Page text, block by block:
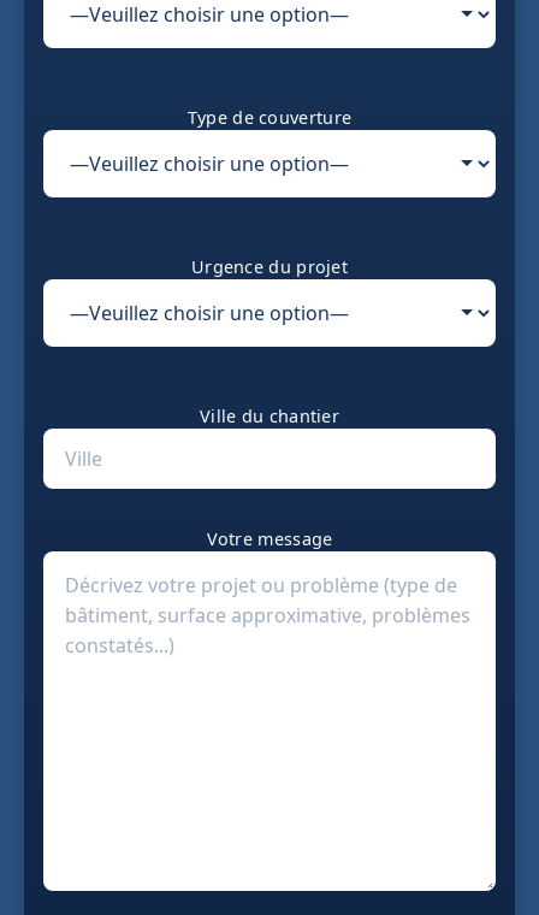
Type de couverture
Urgence du projet
Ville du chantier
Votre message